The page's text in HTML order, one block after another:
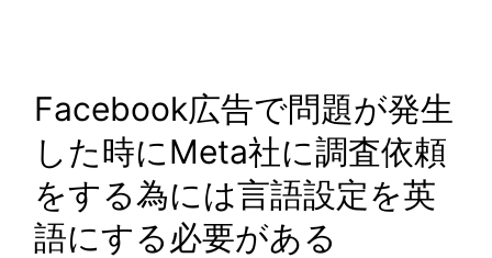
Facebook広告で問題が発生
した時にMeta社に調査依頼
をする為には言語設定を英
語にする必要がある